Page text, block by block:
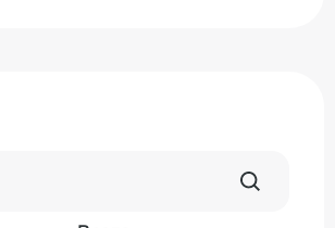
машины корпорации